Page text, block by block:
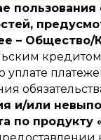
Общество/
и/или
по продукту